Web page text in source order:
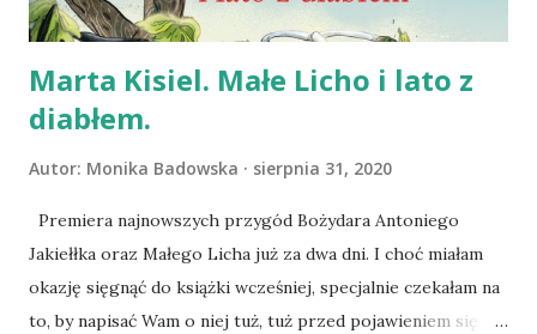
prostocie jak wiele brakował...
Marta Kisiel. Małe Licho i lato z
diabłem.
Autor: Monika Badowska sierpnia 31, 2020
Premiera najnowszych przygód Bożydara Antoniego
Jakiełłka oraz Małego Licha już za dwa dni. I choć miałam
okazję sięgnąć do książki wcześniej, specjalnie czekałam na
to, by napisać Wam o niej tuż, tuż przed pojawieniem się jej